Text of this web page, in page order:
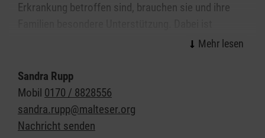
Erkrankung betroffen sind, brauchen sie und ihre
Sterbebegleitung nur ein kleiner Teil unserer Arbeit,
Lebensbegleitung.
Ehrenamtlich tätige Hospizmitarbeiter kümmern
sich während der gesamten Lebens-, Sterbe- und
Sandra Rupp
Mobil 0170 / 8828556
sandra.rupp@malteser.org
Nachricht senden